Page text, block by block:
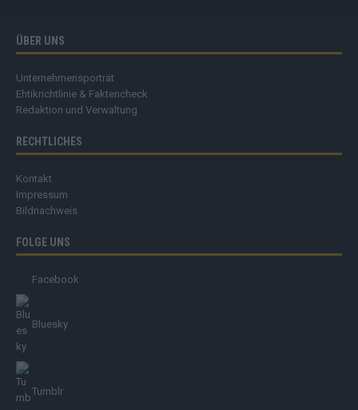
ÜBER UNS
Unternehmensporträt
Ehtikrichtlinie & Faktencheck
Redaktion und Verwaltung
RECHTLICHES
Kontakt
Impressum
Bildnachweis
FOLGE UNS
Facebook
Bluesky
Tumblr